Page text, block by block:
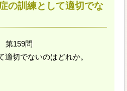
の訓練として適切でな
第159問
切でないのはどれか。